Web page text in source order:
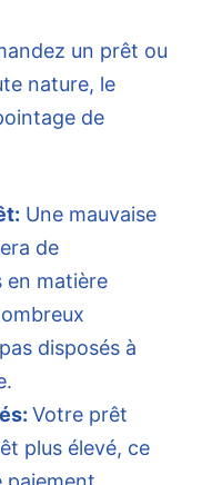
un prêt ou
nature, le
de
Une mauvaise
de
en matière
disposés à
Votre prêt
plus élevé, ce